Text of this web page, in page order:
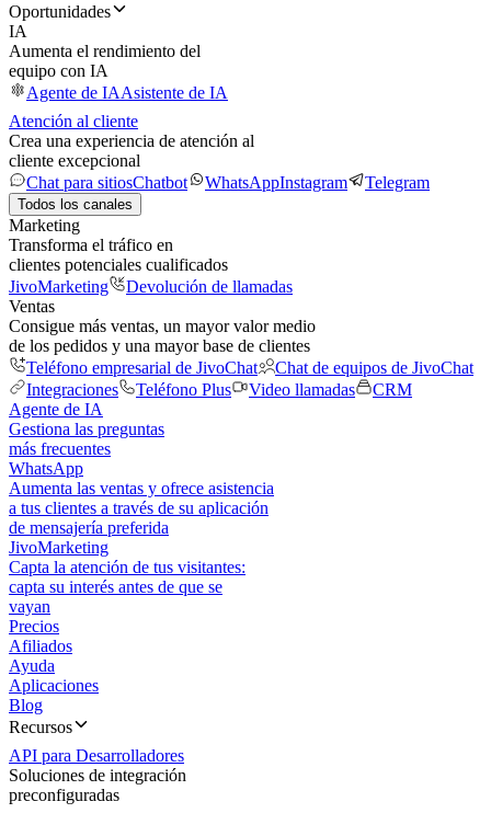
Oportunidades
IA
Aumenta el rendimiento del
equipo con IA
Agente de IAAsistente de IA
Atención al cliente
Crea una experiencia de atención al
cliente excepcional
Chat para sitiosChatbot WhatsAppInstagram Telegram
Todos los canales
Marketing
Transforma el tráfico en
clientes potenciales cualificados
JivoMarketing
Devolución de llamadas
Ventas
Consigue más ventas, un mayor valor medio
de los pedidos y una mayor base de clientes
Teléfono empresarial de JivoChat
Chat de equipos de JivoChat
Integraciones
Teléfono Plus Video llamadas
CRM
Agente de IA
Gestiona las preguntas
más frecuentes
WhatsApp
Aumenta las ventas y ofrece asistencia
a tus clientes a través de su aplicación
de mensajería preferida
JivoMarketing
Capta la atención de tus visitantes:
capta su interés antes de que se
vayan
Precios
Afiliados
Ayuda
Aplicaciones
Blog
Recursos
API para Desarrolladores
Soluciones de integración
preconfiguradas